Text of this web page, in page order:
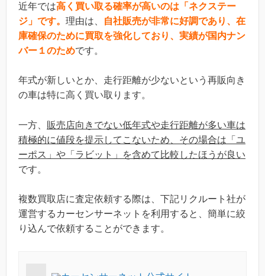
近年では高く買い取る確率が高いのは「ネクステー
ジ」です。 理由は、
自社販売が非常に好調であり、在
庫確保のために買取を強化しており、実績が国内ナン
バー１のためです。
年式が新しいとか、走行距離が少ないという再販向き
の車は特に高く買い取ります。
一方、 販売店向きでない低年式や走行距離が多い車は
積極的に値段を提示してこないため、その場合は「ユ
ーポス」や「ラビット」を含めて比較したほうが良い
です。
複数買取店に査定依頼する際は、下記リクルート社が
運営するカーセンサーネットを利用すると、簡単に絞
り込んで依頼することができます。